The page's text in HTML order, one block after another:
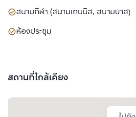
สนามกีฬา (สนามเทนนิส, สนามบาส)
ห้องประชุม
สถานที่ใกล้เคียง